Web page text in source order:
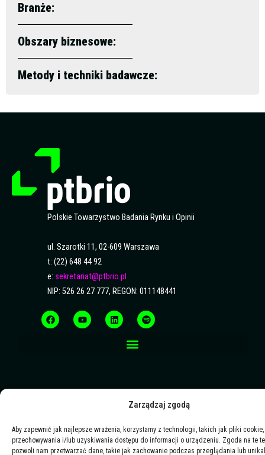
Zarządzaj zgodą
Aby zapewnić jak najlepsze wrażenia, korzystamy z technologii, takich jak pliki
przechowywania i/lub uzyskiwania dostępu do informacji o urządzeniu. Zgoda na te
pozwoli nam przetwarzać dane, takie jak zachowanie podczas przeglądania lub
Branże:
Obszary biznesowe:
Metody i techniki badawcze:
Polskie Towarzystwo Badania Rynku i Opinii
ul. Szarotki 11, 02-609 Warszawa
t: (22) 648 44 92
e: sekretariat@ptbrio.pl
NIP: 526 26 27 777, REGON: 011148441
a
c
e
o
u
t
i
n
k
p
o
t